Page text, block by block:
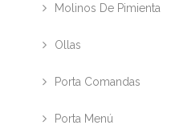
Molinos De Pimienta
Ollas
Porta Comandas
Porta Menú